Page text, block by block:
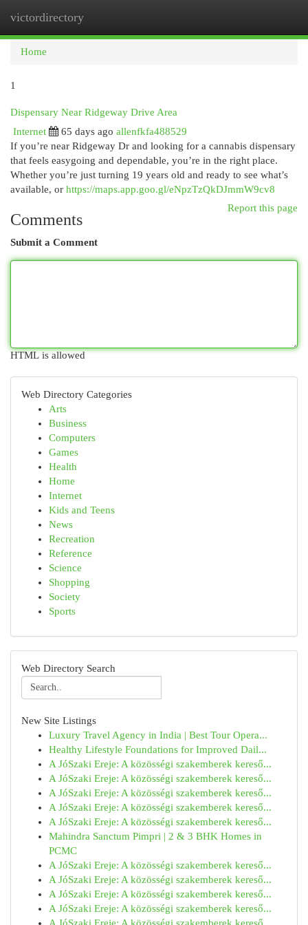
victordirectory
Home
1
Dispensary Near Ridgeway Drive Area
Internet
65 days ago allenfkfa488529
If you’re near Ridgeway Dr and looking for a cannabis dispensary
that feels easygoing and dependable, you’re in the right place.
Whether you’re just turning 19 years old and ready to see what’s
available, or https://maps.app.goo.gl/eNpzTzQkDJmmW9cv8
Report this page
Comments
Submit a Comment
HTML is allowed
Web Directory Categories
Arts
Business
Computers
Games
Health
Home
Internet
Kids and Teens
News
Recreation
Reference
Science
Shopping
Society
Sports
Web Directory Search
New Site Listings
Luxury Travel Agency in India | Best Tour Opera...
Healthy Lifestyle Foundations for Improved Dail...
A JóSzaki Ereje: A közösségi szakemberek kereső...
A JóSzaki Ereje: A közösségi szakemberek kereső...
A JóSzaki Ereje: A közösségi szakemberek kereső...
A JóSzaki Ereje: A közösségi szakemberek kereső...
A JóSzaki Ereje: A közösségi szakemberek kereső...
Mahindra Sanctum Pimpri | 2 & 3 BHK Homes in
PCMC
A JóSzaki Ereje: A közösségi szakemberek kereső...
A JóSzaki Ereje: A közösségi szakemberek kereső...
A JóSzaki Ereje: A közösségi szakemberek kereső...
A JóSzaki Ereje: A közösségi szakemberek kereső...